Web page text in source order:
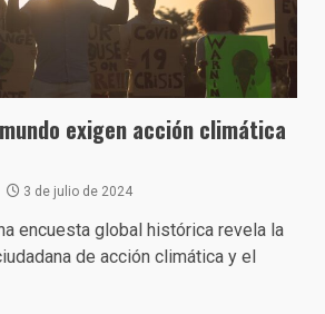
exigen acción climática
3 de julio de 2024
encuesta global histórica revela la
de acción climática y el